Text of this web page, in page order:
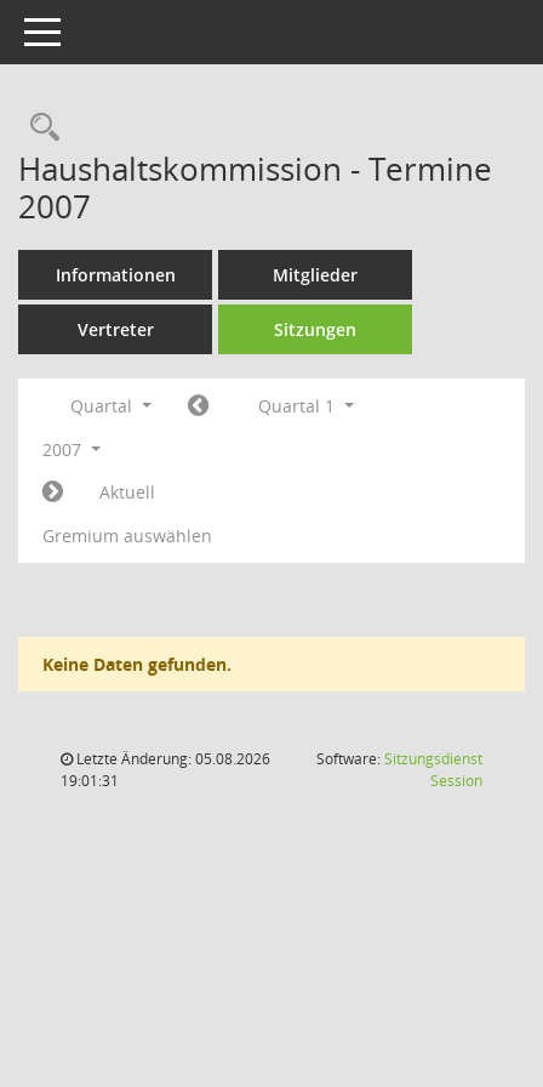
Toggle navigation
Rechercheauswahl
Haushaltskommission - Termine
2007
Informationen Mitglieder
Vertreter Sitzungen
Quartal
Quartal 1
2007
Aktuell
Gremium auswählen
Keine Daten gefunden.
Letzte Änderung: 05.08.2026
19:01:31
Software:Sitzungsdienst
Session(Wird in